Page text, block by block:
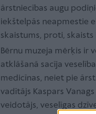
ārstniecības augu
iekštelpās neapmestie
skaistums, proti, skaists
Bērnu muzeja mērķis ir
atklāšanā sacīja
medicīnas, neiet pie
vadītājs Kaspars
veidotājs, veselīgas